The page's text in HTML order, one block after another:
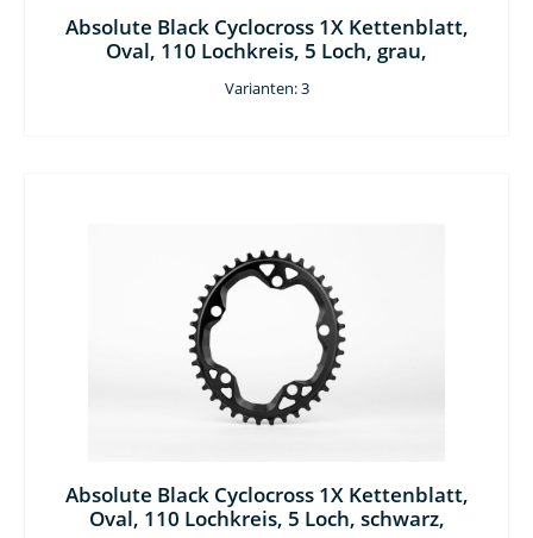
Absolute Black Cyclocross 1X Kettenblatt,
Oval, 110 Lochkreis, 5 Loch, grau,
Varianten: 3
Absolute Black Cyclocross 1X Kettenblatt,
Oval, 110 Lochkreis, 5 Loch, schwarz,